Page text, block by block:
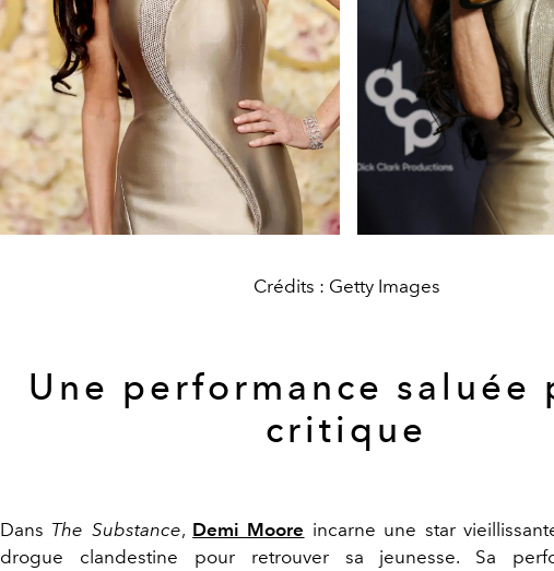
Crédits : Getty Images
Une performance saluée
critique
Dans The Substance, Demi Moore incarne une star
drogue clandestine pour retrouver sa jeunesse. Sa